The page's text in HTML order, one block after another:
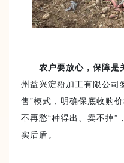
农户要放心，保障是
州益兴淀粉加工有限公司
售”模式，明确保底收购
不再愁“种得出、卖不掉”
实后盾。